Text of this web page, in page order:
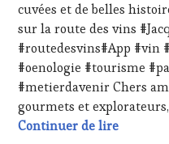
TERROIR,
RESTAURATEUR,
CHEF,
CUISINIER,
ŒNOLOGUE,
SALONS
INTERNATIONAUX,
cuvées et de belles
sur la route des vins
#routedesvins#App #vin
#oenologie #tourisme
#metierdavenir Chers
gourmets et
Continuer de lire